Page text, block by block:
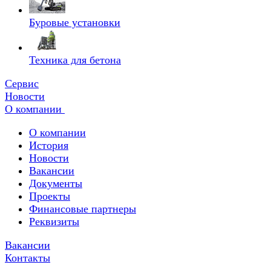
Буровые установки
Техника для бетона
Сервис
Новости
О компании
О компании
История
Новости
Вакансии
Документы
Проекты
Финансовые партнеры
Реквизиты
Вакансии
Контакты